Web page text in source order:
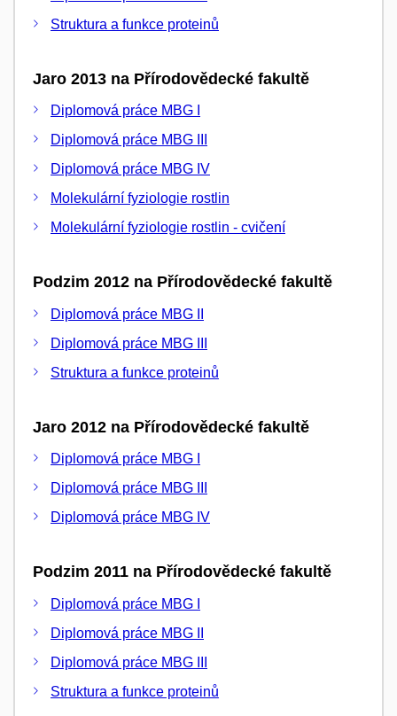
Struktura a funkce proteinů
Jaro 2013 na Přírodovědecké fakultě
Diplomová práce MBG I
Diplomová práce MBG III
Diplomová práce MBG IV
Molekulární fyziologie rostlin
Molekulární fyziologie rostlin - cvičení
Podzim 2012 na Přírodovědecké fakultě
Diplomová práce MBG II
Diplomová práce MBG III
Struktura a funkce proteinů
Jaro 2012 na Přírodovědecké fakultě
Diplomová práce MBG I
Diplomová práce MBG III
Diplomová práce MBG IV
Podzim 2011 na Přírodovědecké fakultě
Diplomová práce MBG I
Diplomová práce MBG II
Diplomová práce MBG III
Struktura a funkce proteinů